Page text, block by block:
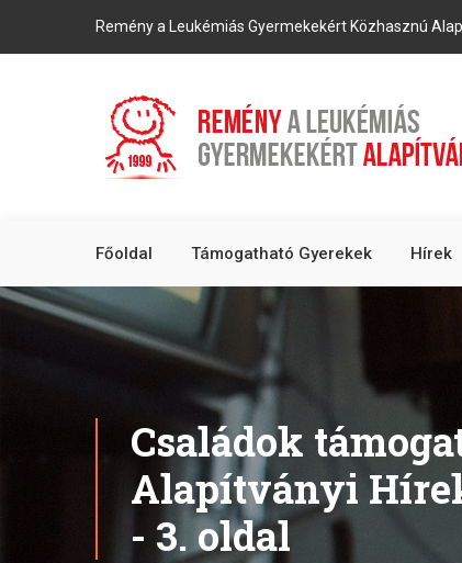
Remény a Leukémiás Gyermekekért Közhasznú
Főoldal Támogatható Gyerekek Hírek
Családok
Alapítványi
- 3. oldal